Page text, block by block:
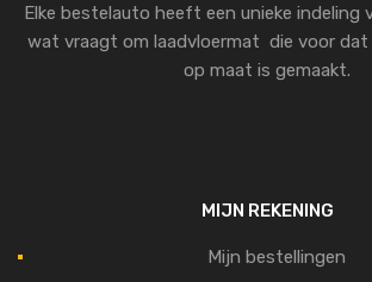
Elke bestelauto heeft een unieke indeling
wat vraagt om laadvloermat die voor dat
op maat is gemaakt.
MIJN REKENING
Mijn bestellingen